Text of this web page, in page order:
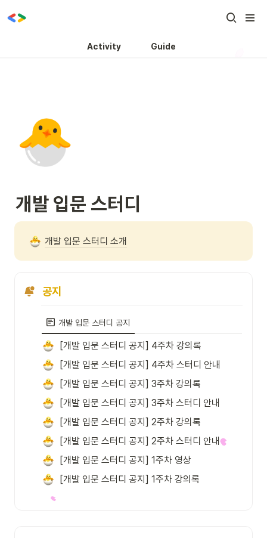
Activity Guide
🐣
개발 입문 스터디
개발 입문 스터디 소개
공지
개발 입문 스터디 공지
[개발 입문 스터디 공지] 4주차 강의록
[개발 입문 스터디 공지] 4주차 스터디 안내
[개발 입문 스터디 공지] 3주차 강의록
[개발 입문 스터디 공지] 3주차 스터디 안내
[개발 입문 스터디 공지] 2주차 강의록
[개발 입문 스터디 공지] 2주차 스터디 안내
[개발 입문 스터디 공지] 1주차 영상
[개발 입문 스터디 공지] 1주차 강의록